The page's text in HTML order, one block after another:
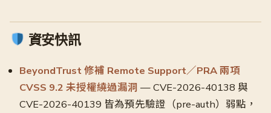
資安快訊
BeyondTrust 修補 Remote Support／PRA 兩項
CVSS 9.2 未授權繞過漏洞 — CVE-2026-40138 與
CVE-2026-40139 皆為預先驗證（pre-auth）弱點，